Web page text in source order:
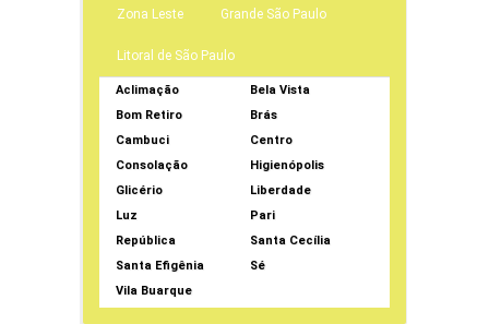
Zona Leste Grande São Paulo
Litoral de São Paulo
Aclimação
Bela Vista
Bom Retiro
Brás
Cambuci
Centro
Consolação
Higienópolis
Glicério
Liberdade
Luz
Pari
República
Santa Cecília
Santa Efigênia
Sé
Vila Buarque